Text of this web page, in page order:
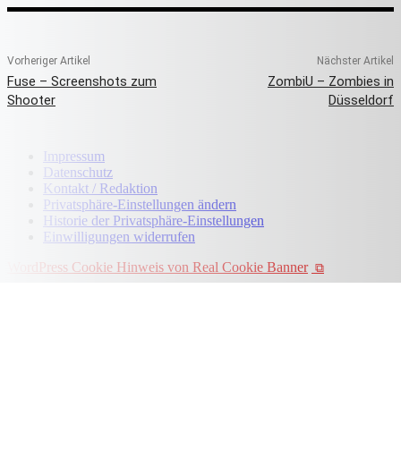
Vorheriger Artikel
Fuse – Screenshots zum
Shooter
Nächster Artikel
ZombiU – Zombies in
Düsseldorf
Impressum
Datenschutz
Kontakt / Redaktion
Privatsphäre-Einstellungen ändern
Historie der Privatsphäre-Einstellungen
Einwilligungen widerrufen
WordPress Cookie Hinweis von Real Cookie Banner